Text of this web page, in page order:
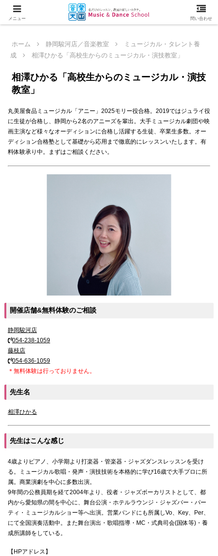
ホーム 静岡駿河店／音楽教室
ミュージカル・タレント養
成
相澤ひかる「高校生からのミュージカル・演技教室」
相澤ひかる「高校生からのミュージカル・演技
教室」
丸美屋食品ミュージカル「アニー」2025モリー役合格。2019ではジュライ役
に生徒が合格し、静岡から2名のアニーズを輩出。大手ミュージカル劇団や映
画主演など様々なオーディションに合格し活躍する生徒、卒業生多数。オー
ディション合格塾として基礎から応用まで徹底的にレッスンいたします。有
料体験承り中。まずはご相談ください。
開催店舗&無料体験のご相談
静岡駿河店
054-238-1059
藤枝店
054-636-1059
＊無料体験は行っておりません。
先生名
相澤ひかる
先生はこんな感じ
4歳よりピアノ、小学期より打楽器・管楽器・ジャズダンスレッスンを受け
る。ミュージカル歌唱・発声・演技技術を本格的に学び16歳で大手プロに所
属。商業演劇を中心に多数出演。
9年間の公務員期を経て2004年より、役者・ジャズボーカリストとして、都
内から愛知県の間を中心に、舞台公演・ホテルラウンジ・ジャズバー・パー
ティ・ミュージカルショー等へ出演。営業バンドにも所属しVo、Key、Per、
にて全国演奏活動中。また舞台演出・歌唱指導・MC・式典司会(国体等)・養
成所講師をしている。
【HPアドレス】
メニュー 問い合わせ